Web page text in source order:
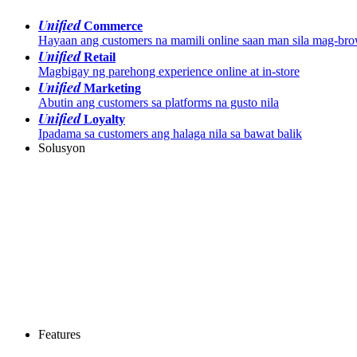
UnifiedCommerce
Hayaan ang customers na mamili online saan man sila mag-
UnifiedRetail
Magbigay ng parehong experience online at in-store
UnifiedMarketing
Abutin ang customers sa platforms na gusto nila
UnifiedLoyalty
Ipadama sa customers ang halaga nila sa bawat balik
Solusyon
Features